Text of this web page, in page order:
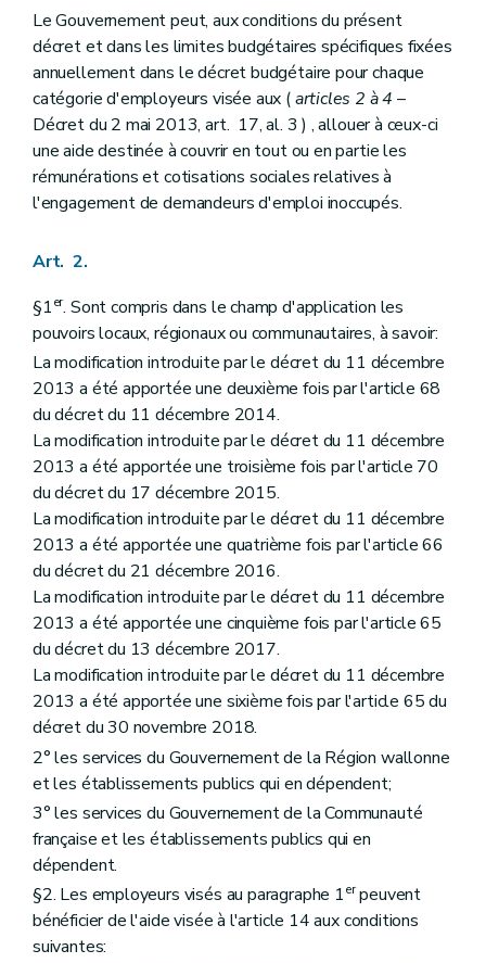
Art.21 bis
Art. 22
Art. 23
Art. 24
Chapitre III Commission interministérielle
Art. 25
Art. 26
Art. 27
Chapitre IV Obligations des employeurs
Art. 28
Art. 31
Art. 32
Chapitre VI Contrôle et sanctions
Art. 34
Chapitre VII Dispositions abrogatoires
Art. 35
Art. 36
Art. 37
Art. 38
Art. 39
Art. 40
Chapitre VIII
Dispositions transitoires
Art. 41
Art. 42
Art. 43
Art. 44
Art. 45
Art. 46
Art. 47
Art. 48
Art. 49
Art. 50
Art.50bis
Art. 51
Art.50 bis
Art. 52
Le Gouvernement peut, aux conditions du présent
décret et dans les limites budgétaires spécifiques fixées
annuellement dans le décret budgétaire pour chaque
catégorie d'employeurs visée aux (articles 2 à 4 –
Décret du 2 mai 2013, art. 17, al. 3 ) , allouer à ceux-ci
une aide destinée à couvrir en tout ou en partie les
rémunérations et cotisations sociales relatives à
l'engagement de demandeurs d'emploi inoccupés.
Art. 2.
§1er. Sont compris dans le champ d'application les
pouvoirs locaux, régionaux ou communautaires, à savoir:
La modification introduite par le décret du 11 décembre
2013 a été apportée une deuxième fois par l'article 68
du décret du 11 décembre 2014.
La modification introduite par le décret du 11 décembre
2013 a été apportée une troisième fois par l'article 70
du décret du 17 décembre 2015.
La modification introduite par le décret du 11 décembre
2013 a été apportée une quatrième fois par l'article 66
du décret du 21 décembre 2016.
La modification introduite par le décret du 11 décembre
2013 a été apportée une cinquième fois par l'article 65
du décret du 13 décembre 2017.
La modification introduite par le décret du 11 décembre
2013 a été apportée une sixième fois par l'article 65 du
décret du 30 novembre 2018.
2° les services du Gouvernement de la Région wallonne
et les établissements publics qui en dépendent;
3° les services du Gouvernement de la Communauté
française et les établissements publics qui en
dépendent.
§2. Les employeurs visés au paragraphe 1erpeuvent
bénéficier de l'aide visée à l'article 14 aux conditions
suivantes: